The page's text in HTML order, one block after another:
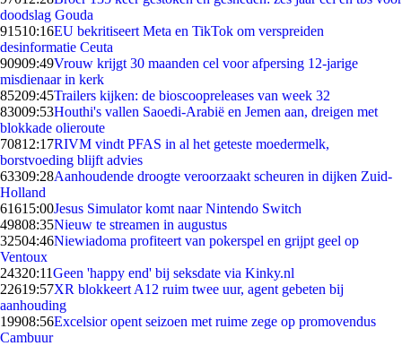
doodslag Gouda
91510:16EU bekritiseert Meta en TikTok om verspreiden
desinformatie Ceuta
90909:49Vrouw krijgt 30 maanden cel voor afpersing 12-jarige
misdienaar in kerk
85209:45Trailers kijken: de bioscoopreleases van week 32
83009:53Houthi's vallen Saoedi-Arabië en Jemen aan, dreigen met
blokkade olieroute
70812:17RIVM vindt PFAS in al het geteste moedermelk,
borstvoeding blijft advies
63309:28Aanhoudende droogte veroorzaakt scheuren in dijken Zuid-
Holland
61615:00Jesus Simulator komt naar Nintendo Switch
49808:35Nieuw te streamen in augustus
32504:46Niewiadoma profiteert van pokerspel en grijpt geel op
Ventoux
24320:11Geen 'happy end' bij seksdate via Kinky.nl
22619:57XR blokkeert A12 ruim twee uur, agent gebeten bij
aanhouding
19908:56Excelsior opent seizoen met ruime zege op promovendus
Cambuur